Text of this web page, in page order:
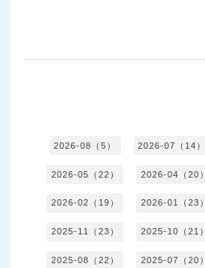
2026-08（5） 2026-07（14）
2026-05（22） 2026-04（20）
2026-02（19） 2026-01（23）
2025-11（23） 2025-10（21）
2025-08（22） 2025-07（20）